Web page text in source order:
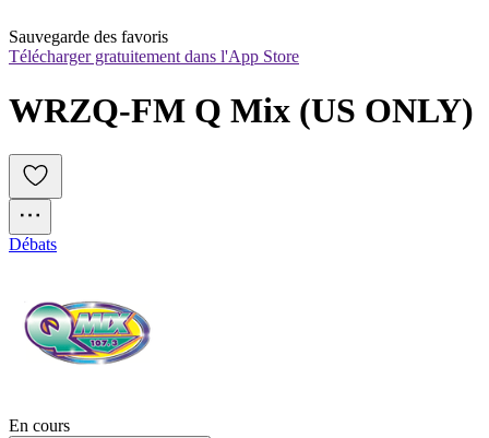
Sauvegarde des favoris
Télécharger gratuitement dans l'App Store
WRZQ-FM Q Mix (US ONLY)
Débats
En cours